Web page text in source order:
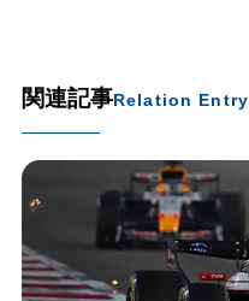
関連記事Relation Entry